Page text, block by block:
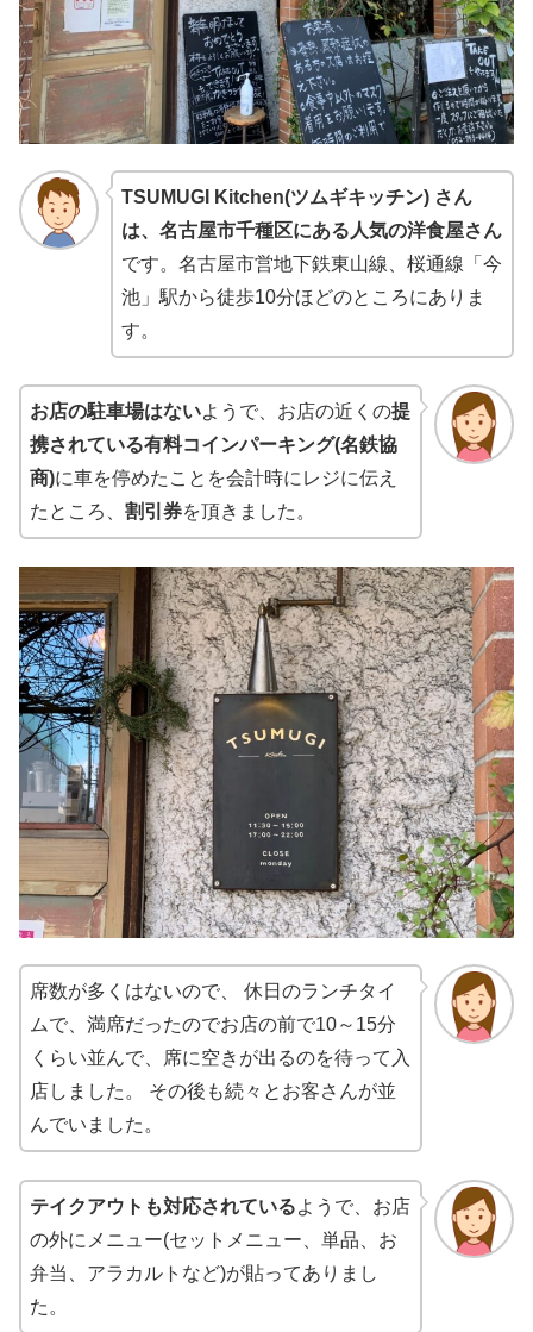
TSUMUGI Kitchen(ツムギキッチン) さん
は、名古屋市千種区にある人気の洋食屋さん
です。名古屋市営地下鉄東山線、桜通線「今
池」駅から徒歩10分ほどのところにありま
す。
お店の駐車場はないようで、お店の近くの提
携されている有料コインパーキング(名鉄協
商)に車を停めたことを会計時にレジに伝え
たところ、 割引券を頂きました。
席数が多くはないので、 休日のランチタイ
ムで、満席だったのでお店の前で10～15分
くらい並んで、席に空きが出るのを待って入
店しました。 その後も続々とお客さんが並
んでいました。
テイクアウトも対応されているようで、お店
の外にメニュー(セットメニュー、単品、お
弁当、アラカルトなど)が貼ってありまし
た。